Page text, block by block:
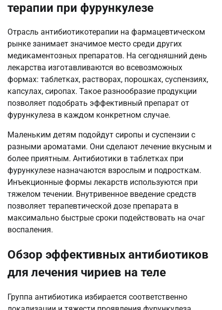
терапии при фурункулезе
Отрасль антибиотикотерапии на фармацевтическом
рынке занимает значимое место среди других
медикаментозных препаратов. На сегодняшний день
лекарства изготавливаются во всевозможных
формах: таблетках, растворах, порошках, суспензиях,
капсулах, сиропах. Такое разнообразие продукции
позволяет подобрать эффективный препарат от
фурункулеза в каждом конкретном случае.
Маленьким детям подойдут сиропы и суспензии с
разными ароматами. Они сделают лечение вкусным и
более приятным. Антибиотики в таблетках при
фурункулезе назначаются взрослым и подросткам.
Инъекционные формы лекарств используются при
тяжелом течении. Внутривенное введение средств
позволяет терапевтической дозе препарата в
максимально быстрые сроки подействовать на очаг
воспаления.
Обзор эффективных антибиотиков
для лечения чириев на теле
Группа антибиотика избирается соответственно